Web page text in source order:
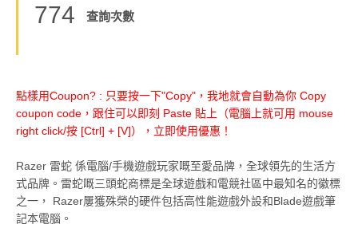
774 查詢次數
點樣用Coupon? : 只要按一下"Copy"，我地就會自動為你 Copy
coupon code，跟住可以即刻 Paste 貼上（電腦上就可用 mouse
right click/按 [Ctrl] + [V]），立即使用優惠！
Razer 雷蛇 係電腦/手機遊戲玩家嘅至愛品牌，全球領先的生活方
式品牌。雷蛇嘅三頭蛇商標是全球遊戲和電競社區中最知名的徽標
之一， Razer屢獲殊榮的硬件包括高性能遊戲外設和Blade遊戲筆
記本電腦。